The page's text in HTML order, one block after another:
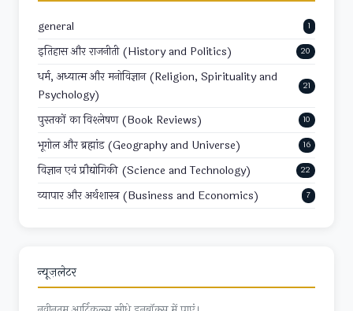
general 1
इतिहास और राजनीती (History and Politics) 20
धर्म, अध्यात्म और मनोविज्ञान (Religion, Spirituality and
Psychology)
21
पुस्तकों का विश्लेषण (Book Reviews) 10
भूगोल और ब्रह्मांड (Geography and Universe) 16
विज्ञान एवं प्रौद्योगिकी (Science and Technology) 22
व्यापार और अर्थशास्त्र (Business and Economics) 7
न्यूज़लेटर